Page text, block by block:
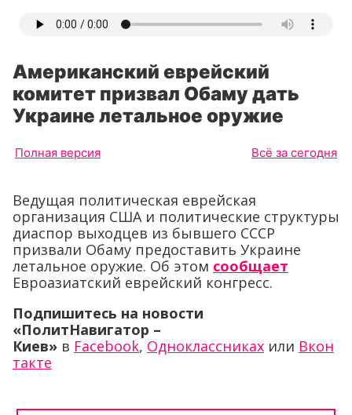
Американский еврейский
комитет призвал Обаму дать
Украине летальное оружие
Полная версия Всё за сегодня
Ведущая политическая еврейская
организация США и политические структуры
диаспор выходцев из бывшего СССР
призвали Обаму предоставить Украине
летальное оружие. Об этом сообщает
Евроазиатский еврейский конгресс.
Подпишитесь на новости
«ПолитНавигатор –
Киев» в Facebook, Одноклассниках или Вкон
такте